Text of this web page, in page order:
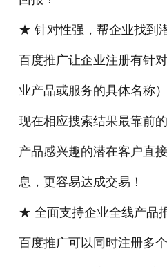
★ 针对性强，帮企业找到
百度推广让企业注册有针
业产品或服务的具体名称
现在相应搜索结果最靠前
产品感兴趣的潜在客户直
息，更容易达成交易！
★ 全面支持企业全线产品
百度推广可以同时注册多